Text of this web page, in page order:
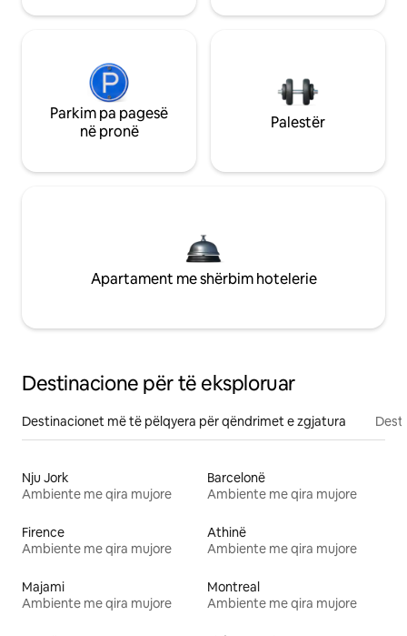
Parkim pa pagesë
në pronë
Palestër
Apartament me shërbim hotelerie
Destinacione për të eksploruar
Destinacionet më të pëlqyera për qëndrimet e zgjatura
Nju Jork
Ambiente me qira mujore
Barcelonë
Ambiente me qira mujore
Firence
Ambiente me qira mujore
Athinë
Ambiente me qira mujore
Majami
Ambiente me qira mujore
Montreal
Ambiente me qira mujore